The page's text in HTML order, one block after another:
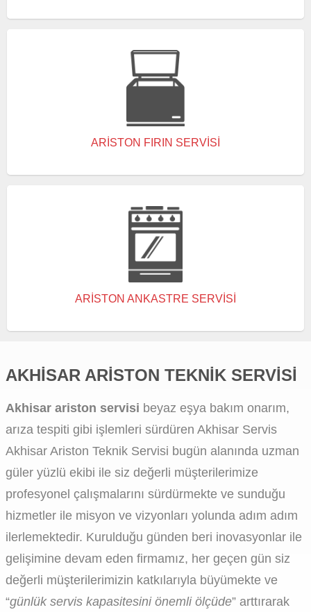
ARISTON FIRIN SERVISI
ARISTON ANKASTRE SERVISI
AKHISAR ARISTON TEKNIK SERVISI
Akhisar ariston servisi beyaz eşya bakım onarım,
arıza tespiti gibi işlemleri sürdüren Akhisar Servis
Akhisar Ariston Teknik Servisi bugün alanında uzman
güler yüzlü ekibi ile siz değerli müşterilerimize
profesyonel çalışmalarını sürdürmekte ve sunduğu
hizmetler ile misyon ve vizyonları yolunda adım adım
ilerlemektedir. Kurulduğu günden beri inovasyonlar ile
gelişimine devam eden firmamız, her geçen gün siz
değerli müşterilerimizin katkılarıyla büyümekte ve
“günlük servis kapasitesini önemli ölçüde” arttırarak